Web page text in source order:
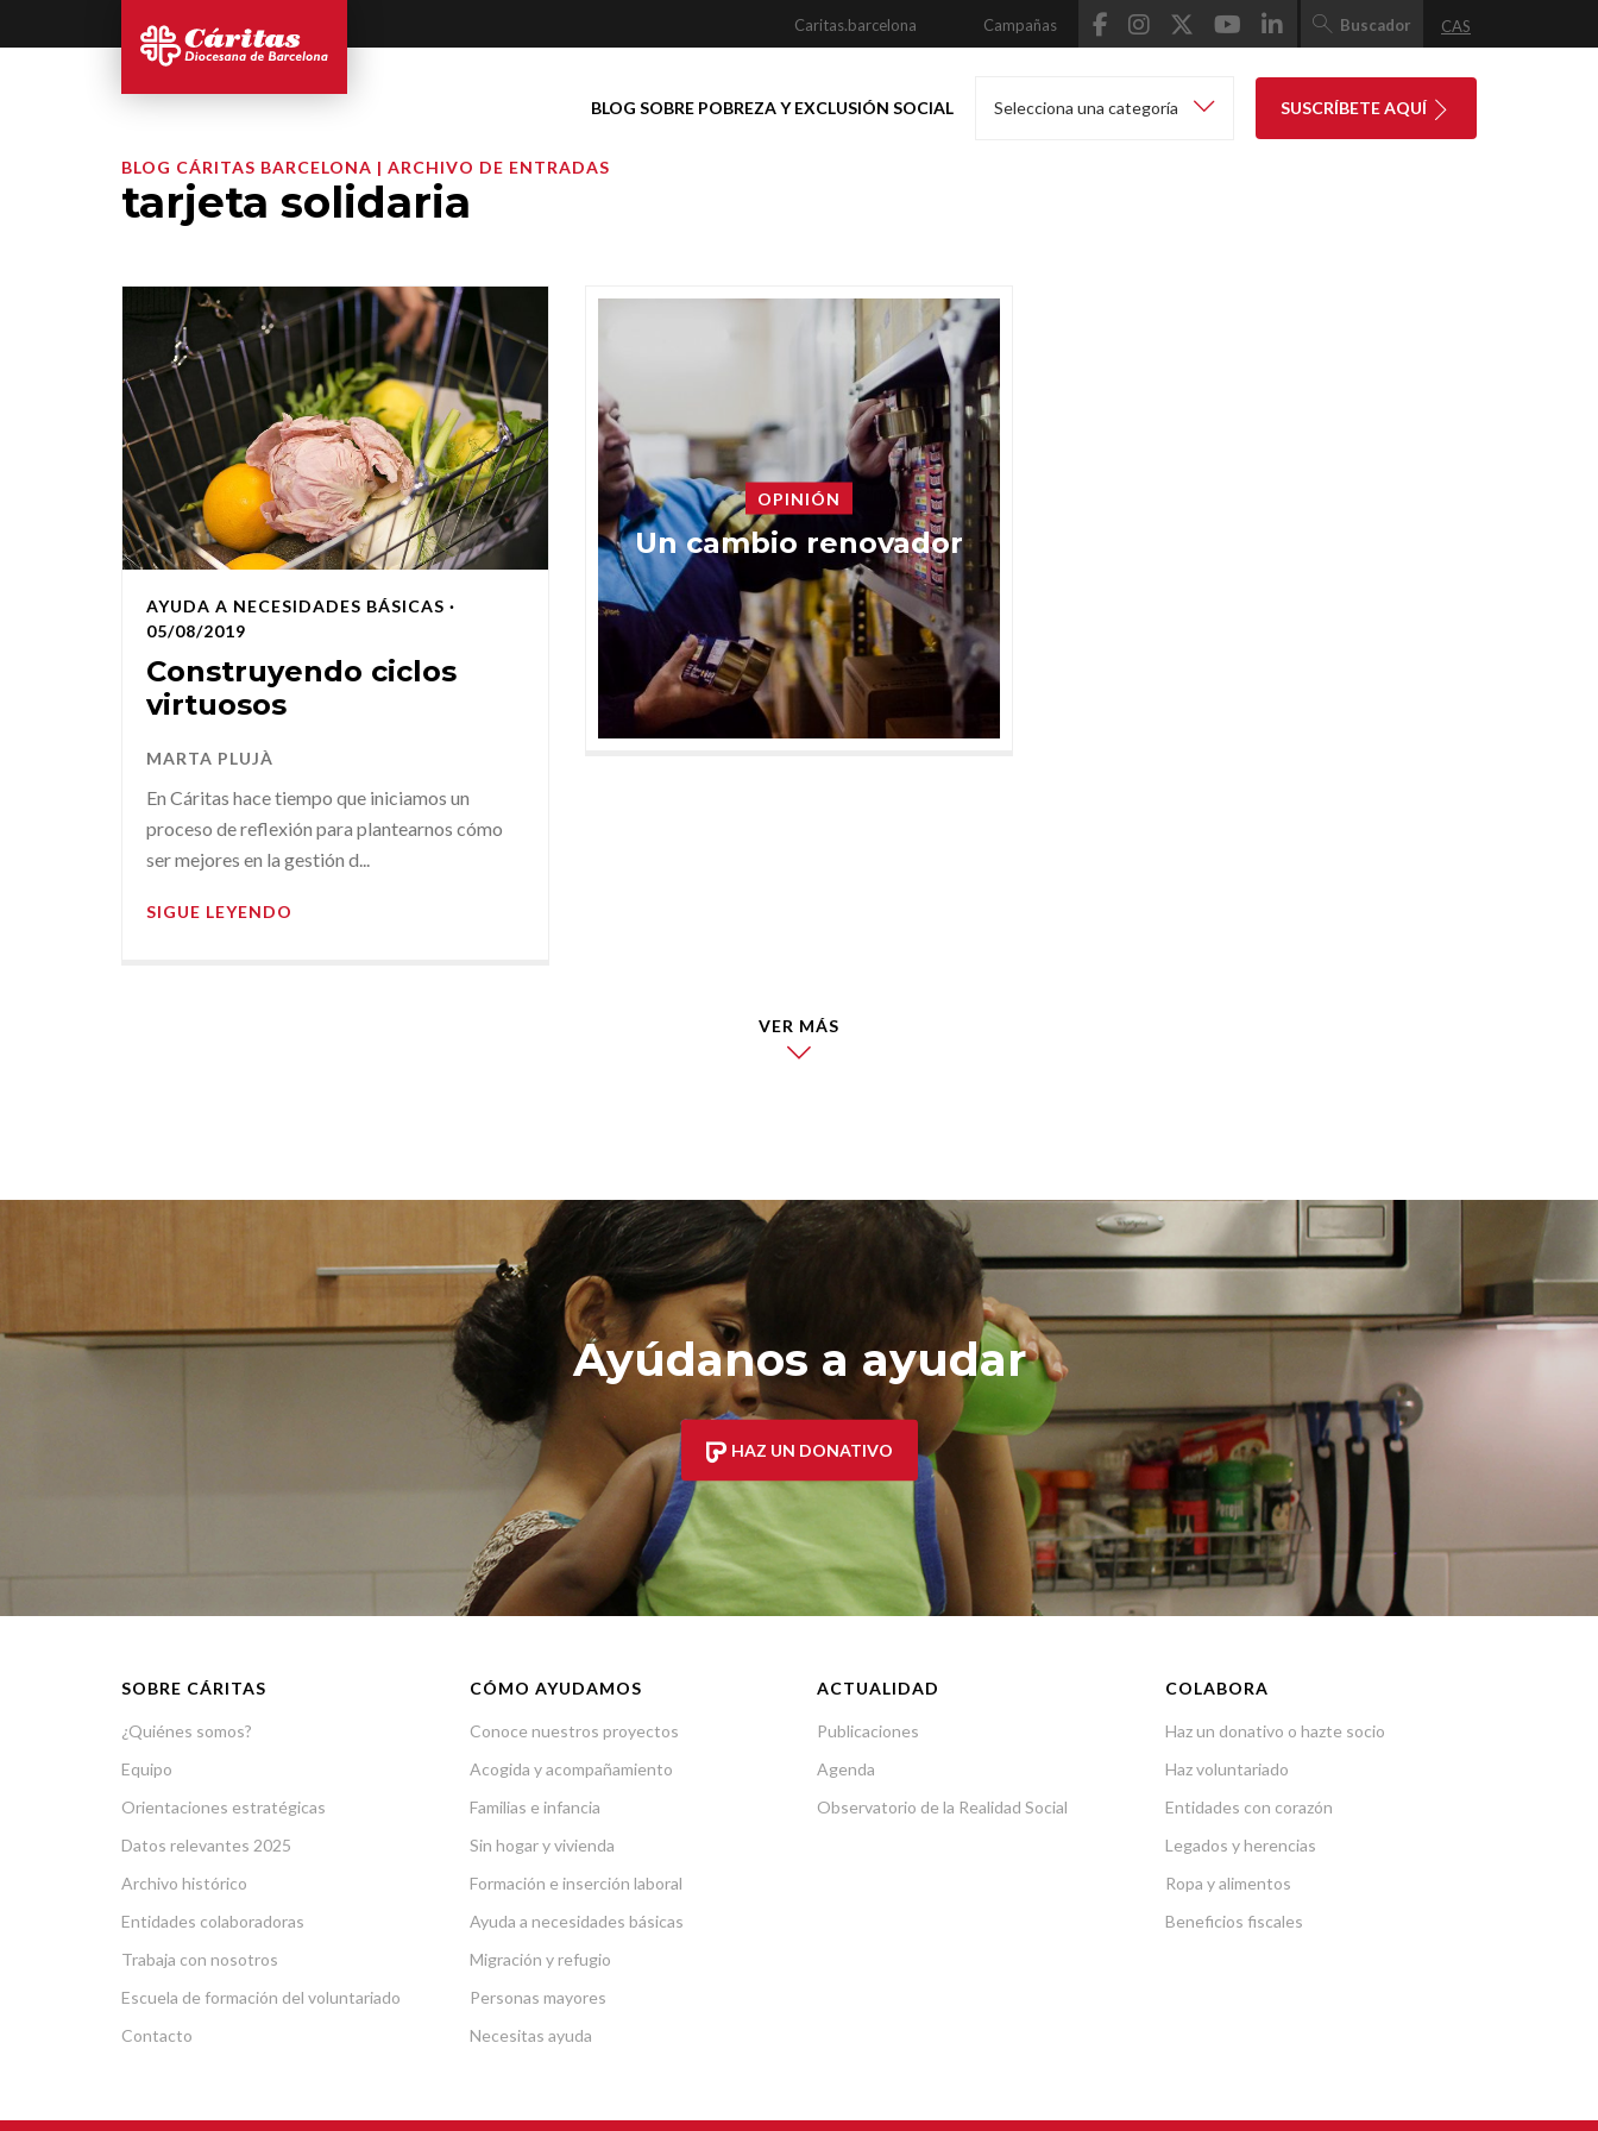
Caritas.barcelona Campañas Buscador CAS
BLOG SOBRE POBREZA Y EXCLUSIÓN SOCIAL Selecciona una categoría SUSCRÍBETE AQUÍ
BLOG CÁRITAS BARCELONA | ARCHIVO DE ENTRADAS
tarjeta solidaria
AYUDA A NECESIDADES BÁSICAS ·
05/08/2019
Construyendo ciclos
virtuosos
MARTA PLUJÀ
En Cáritas hace tiempo que iniciamos un
proceso de reflexión para plantearnos cómo
ser mejores en la gestión d...
SIGUE LEYENDO
OPINIÓN
Un cambio renovador
VER MÁS
Ayúdanos a ayudar
HAZ UN DONATIVO
SOBRE CÁRITAS
¿Quiénes somos?
Equipo
Orientaciones estratégicas
Datos relevantes 2025
Archivo histórico
Entidades colaboradoras
Trabaja con nosotros
Escuela de formación del voluntariado
Contacto
CÓMO AYUDAMOS
Conoce nuestros proyectos
Acogida y acompañamiento
Familias e infancia
Sin hogar y vivienda
Formación e inserción laboral
Ayuda a necesidades básicas
Migración y refugio
Personas mayores
Necesitas ayuda
ACTUALIDAD
Publicaciones
Agenda
Observatorio de la Realidad Social
COLABORA
Haz un donativo o hazte socio
Haz voluntariado
Entidades con corazón
Legados y herencias
Ropa y alimentos
Beneficios fiscales